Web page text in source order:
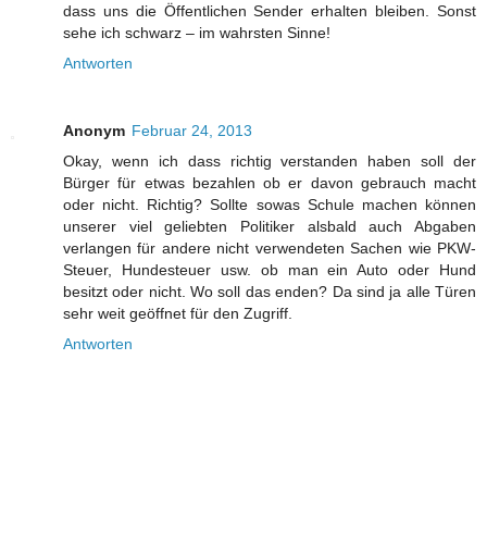
dass uns die Öffentlichen Sender erhalten bleiben. Sonst
sehe ich schwarz – im wahrsten Sinne!
Antworten
Anonym Februar 24, 2013
Okay, wenn ich dass richtig verstanden haben soll der
Bürger für etwas bezahlen ob er davon gebrauch macht
oder nicht. Richtig? Sollte sowas Schule machen können
unserer viel geliebten Politiker alsbald auch Abgaben
verlangen für andere nicht verwendeten Sachen wie PKW-
Steuer, Hundesteuer usw. ob man ein Auto oder Hund
besitzt oder nicht. Wo soll das enden? Da sind ja alle Türen
sehr weit geöffnet für den Zugriff.
Antworten